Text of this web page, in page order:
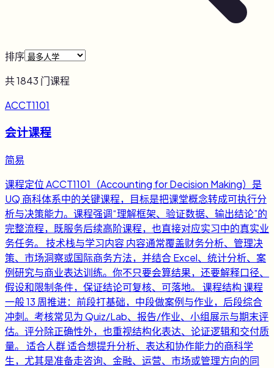
排序
共1843 门课程
ACCT1101
会计课程
简易
课程定位 ACCT1101（Accounting for Decision Making）是
UQ 商科体系中的关键课程，目标是把课堂概念转成可执行分
析与决策能力。课程强调“理解框架、验证数据、输出结论”的
完整流程，既服务后续高阶课程，也直接对应实习中的真实业
务任务。 技术栈与学习内容 内容通常覆盖财务分析、管理决
策、市场洞察或国际商务方法，并结合 Excel、统计分析、案
例研究与商业表达训练。你不只要会算结果，还要解释口径、
假设和限制条件，保证结论可复核、可落地。 课程结构 课程
一般 13 周推进：前段打基础，中段做案例与作业，后段综合
冲刺。考核常见为 Quiz/Lab、报告/作业、小组展示与期末评
估。评分除正确性外，也重视结构化表达、论证逻辑和交付质
量。 适合人群 适合想提升分析、表达和协作能力的商科学
生，尤其是准备走咨询、金融、运营、市场或管理方向的同